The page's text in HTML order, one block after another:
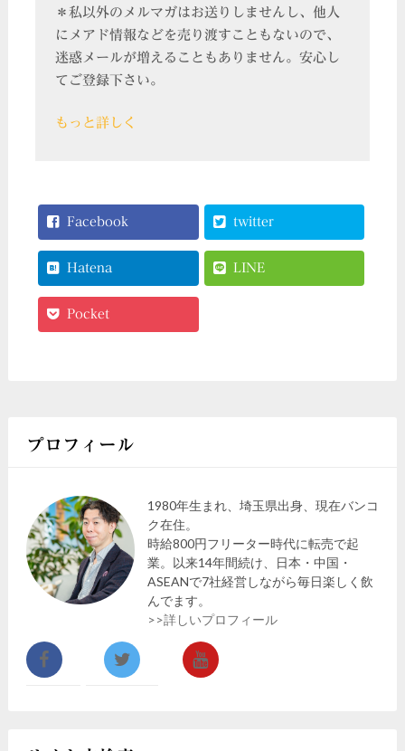
＊私以外のメルマガはお送りしませんし、他人
にメアド情報などを売り渡すこともないので、
迷惑メールが増えることもありません。安心し
てご登録下さい。
もっと詳しく
Facebook twitter
Hatena LINE
Pocket
プロフィール
1980年生まれ、埼玉県出身、現在バンコ
ク在住。
時給800円フリーター時代に転売で起
業。以来14年間続け、日本・中国・
ASEANで7社経営しながら毎日楽しく飲
んでます。
>>詳しいプロフィール